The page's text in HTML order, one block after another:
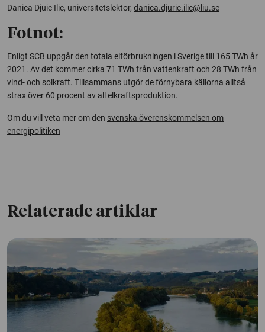
Danica Djuic Ilic, universitetslektor, danica.djuric.ilic@liu.se
Fotnot:
Enligt SCB uppgår den totala elförbrukningen i Sverige till 165 TWh år
2021. Av det kommer cirka 71 TWh från vattenkraft och 28 TWh från
vind- och solkraft. Tillsammans utgör de förnybara källorna alltså
strax över 60 procent av all elkraftsproduktion.
Om du vill veta mer om den svenska överenskommelsen om
energipolitiken
Relaterade artiklar